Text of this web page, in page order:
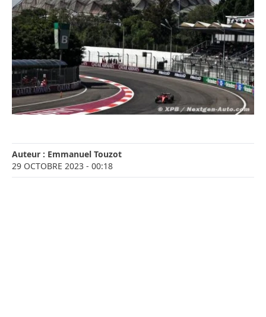
Auteur : Emmanuel Touzot
29 OCTOBRE 2023 - 00:18